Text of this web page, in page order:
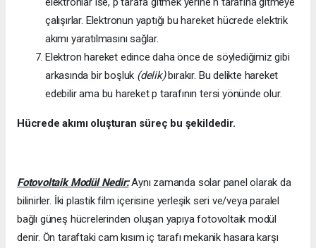
çalışırlar. Elektronun yaptığı bu hareket hücrede elektrik
akımı yaratılmasını sağlar.
Elektron hareket edince daha önce de söylediğimiz gibi
arkasında bir boşluk (delik)bırakır. Bu delikte hareket
edebilir ama bu hareket p tarafının tersi yönünde olur.
Hücrede akımı oluşturan süreç bu şekildedir.
Fotovoltaik Modül Nedir:Aynı zamanda solar panel olarak da
bilinirler. İki plastik film içerisine yerleşik seri ve/veya paralel
bağlı güneş hücrelerinden oluşan yapıya fotovoltaik modül
denir. Ön taraftaki cam kısım iç tarafı mekanik hasara karşı